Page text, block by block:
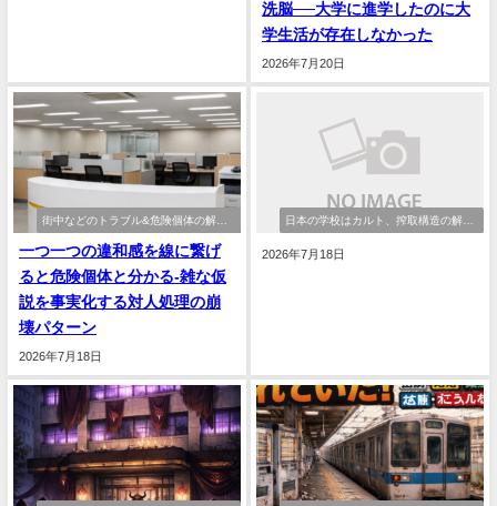
洗脳──大学に進学したのに大
学生活が存在しなかった
2026年7月20日
街中などのトラブル&危険個体の解剖
一つ一つの違和感を線に繋げ
ると危険個体と分かる-雑な仮
説を事実化する対人処理の崩
壊パターン
2026年7月18日
日本の学校はカルト、搾取構造の解
2026年7月18日